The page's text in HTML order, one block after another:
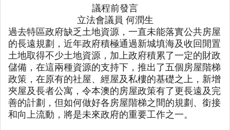
議程前發言
立法會議員 何潤生
過去特區政府缺乏土地資源，一直未能落實公共房屋
的長遠規劃，近年政府積極通過新城填海及收回閒置
土地取得不少土地資源，加上政府積累了一定的財政
儲備，在這兩種資源的支持下，推出了五個房屋階梯
政策，在原有的社屋、經屋及私樓的基礎之上，新增
夾屋及長者公寓，令本澳的房屋政策有了更長遠及完
善的計劃，但如何做好各房屋階梯之間的規劃、銜接
和向上流動，將是未來政府的重要工作之一。